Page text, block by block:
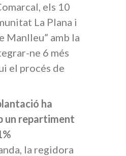
els 10
La Plana i
Manlleu” amb la
ne 6 més
el procés de
ha
un repartiment
la regidora